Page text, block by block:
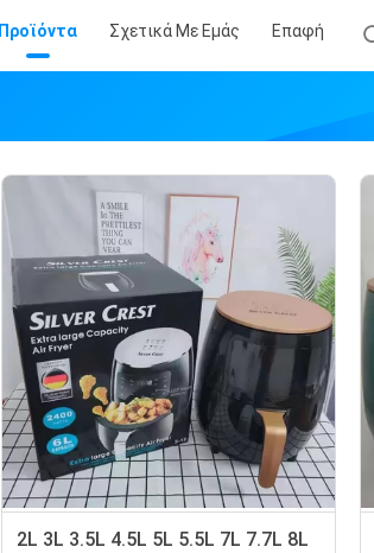
Προϊόντα Σχετικά Με Εμάς Επαφή
2L 3L 3.5L 4.5L 5L 5.5L 7L 7.7L 8L